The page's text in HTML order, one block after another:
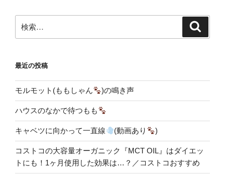
索:
最近の投稿
モルモット(ももしゃん )の鳴き声
ハウスのなかで待つもも
キャベツに向かって一直線 (動画あり )
コストコの大容量オーガニック『MCT OIL』はダイエッ
トにも！1ヶ月使用した効果は…？／コストコおすすめ